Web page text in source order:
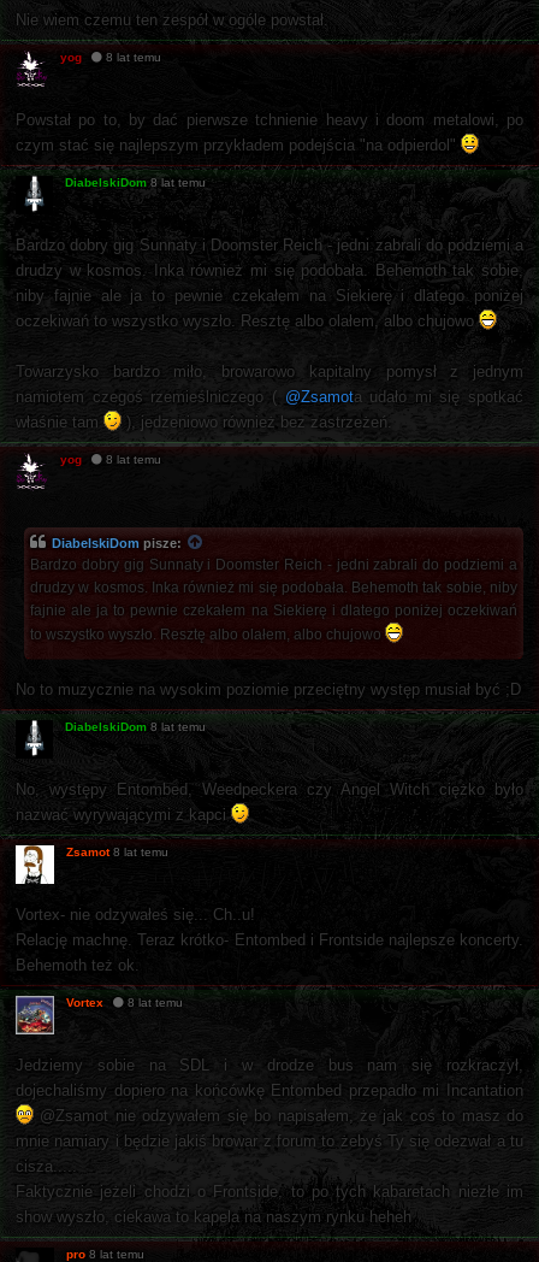
Nie wiem czemu ten zespół w ogóle powstał.
yog 8 lat temu
Powstał po to, by dać pierwsze tchnienie heavy i doom metalowi, po
czym stać się najlepszym przykładem podejścia "na odpierdol"
DiabelskiDom 8 lat temu
Bardzo dobry gig Sunnaty i Doomster Reich - jedni zabrali do podziemi a
drudzy w kosmos. Inka również mi się podobała. Behemoth tak sobie,
niby fajnie ale ja to pewnie czekałem na Siekierę i dlatego poniżej
oczekiwań to wszystko wyszło. Resztę albo olałem, albo chujowo
Towarzysko bardzo miło, browarowo kapitalny pomysł z jednym
namiotem czegoś rzemieślniczego ( @Zsamota udało mi się spotkać
właśnie tam
), jedzeniowo również bez zastrzeżeń.
yog 8 lat temu
DiabelskiDom pisze:
Bardzo dobry gig Sunnaty i Doomster Reich - jedni zabrali do podziemi a
drudzy w kosmos. Inka również mi się podobała. Behemoth tak sobie, niby
fajnie ale ja to pewnie czekałem na Siekierę i dlatego poniżej oczekiwań
to wszystko wyszło. Resztę albo olałem, albo chujowo
No to muzycznie na wysokim poziomie przeciętny występ musiał być ;D
DiabelskiDom 8 lat temu
No, występy Entombed, Weedpeckera czy Angel Witch ciężko było
nazwać wyrywającymi z kapci
Zsamot 8 lat temu
Vortex- nie odzywałeś się... Ch..u!
Relację machnę. Teraz krótko- Entombed i Frontside najlepsze koncerty.
Behemoth też ok.
Vortex 8 lat temu
Jedziemy sobie na SDL i w drodze bus nam się rozkraczył,
dojechaliśmy dopiero na końcówkę Entombed przepadło mi Incantation
@Zsamot nie odzywałem się bo napisałem, że jak coś to masz do
mnie namiary i będzie jakiś browar z forum to żebyś Ty się odezwał a tu
cisza.....
Faktycznie jeżeli chodzi o Frontside, to po tych kabaretach niezłe im
show wyszło, ciekawa to kapela na naszym rynku heheh
pro 8 lat temu